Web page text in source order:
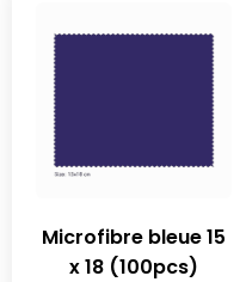
Microfibre bleue 15
x 18 (100pcs)